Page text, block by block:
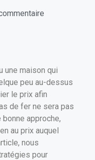
une maison qui
peu au-dessus
le prix afin
de fer ne sera pas
bonne approche,
au prix auquel
nous
pour